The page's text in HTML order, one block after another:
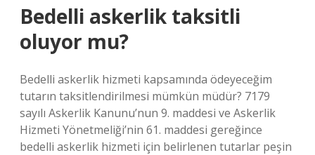
Bedelli askerlik taksitli
oluyor mu?
Bedelli askerlik hizmeti kapsamında ödeyeceğim
tutarın taksitlendirilmesi mümkün müdür? 7179
sayılı Askerlik Kanunu’nun 9. maddesi ve Askerlik
Hizmeti Yönetmeliği’nin 61. maddesi gereğince
bedelli askerlik hizmeti için belirlenen tutarlar peşin